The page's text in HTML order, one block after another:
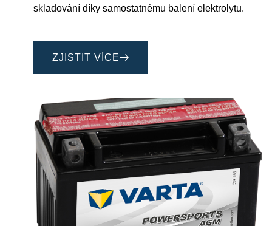
skladování díky samostatnému balení elektrolytu.
ZJISTIT VÍCE